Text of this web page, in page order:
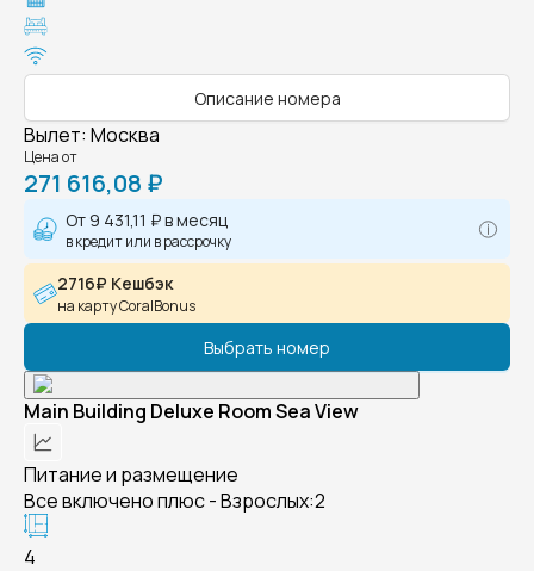
Описание номера
Вылет: Москва
Цена от
271 616,08 ₽
От 9 431,11 ₽в месяц
в кредит или в рассрочку
2716₽ Кешбэк
на карту CoralBonus
Выбрать номер
Main Building Deluxe Room Sea View
Питание и размещение
Все включено плюс - Взрослых:2
4